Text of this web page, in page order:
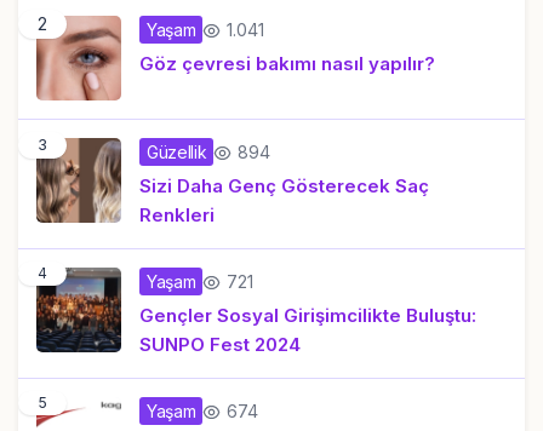
2 Yaşam 1.041
Göz çevresi bakımı nasıl yapılır?
3 Güzellik 894
Sizi Daha Genç Gösterecek Saç
Renkleri
4 Yaşam 721
Gençler Sosyal Girişimcilikte Buluştu:
SUNPO Fest 2024
5 Yaşam 674